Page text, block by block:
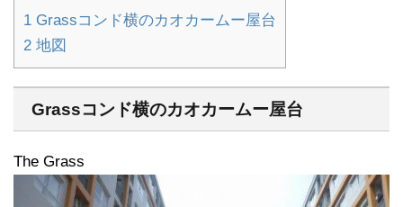
1 Grassコンド横のカオカームー屋台
2 地図
Grassコンド横のカオカームー屋台
The Grass